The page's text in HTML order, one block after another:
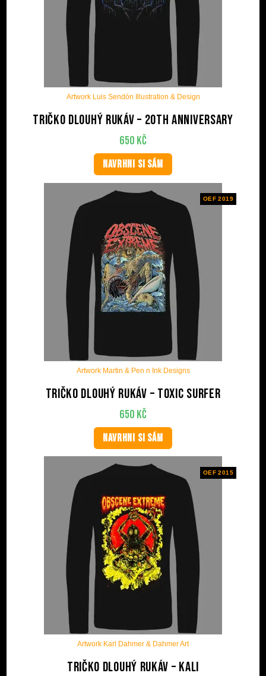
Artwork Luis Sendón Illustration & Design
Tričko dlouhý rukáv – 20th anniversary
650 Kč
NAVRHNI SI SÁM
OEF 2019
Artwork Martin & Pen n Ink Designs
Tričko dlouhý rukáv – Toxic Surfer
650 Kč
NAVRHNI SI SÁM
OEF 2015
Artwork Karl Dahmer & Dahmer Art
Tričko dlouhý rukáv – Kali